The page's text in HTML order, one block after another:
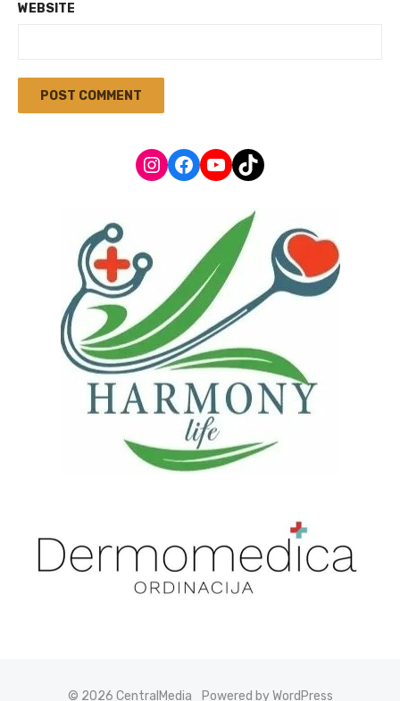
WEBSITE
Instagram
Facebook
YouTube
TikTok
© 2026 CentralMedia Powered by WordPress